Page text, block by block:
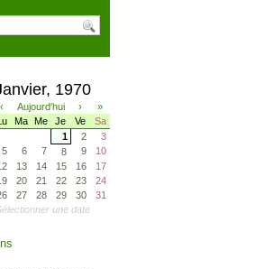
1970
‹ Aujourd'hui ›
»
Ma Me Je Ve
Sa
1
2
3
5 6 7 8 9
10
13 14 15 16
17
20 21 22 23
24
27 28 29 30
31
une date